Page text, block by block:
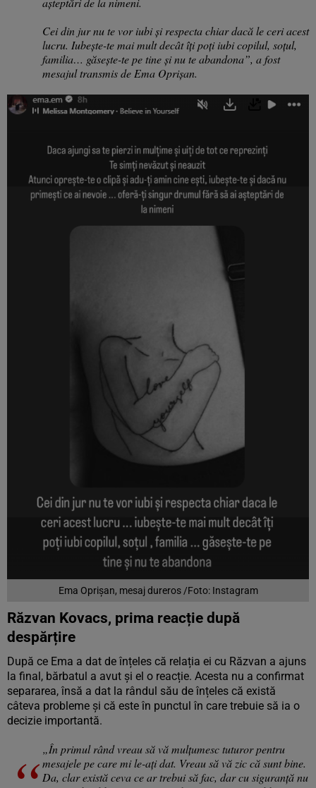
Cei din jur nu te vor iubi și respecta chiar dacă le ceri acest
lucru. Iubește-te mai mult decât îți poți iubi copilul, soțul,
familia… găsește-te pe tine și nu te abandona”, a fost
mesajul transmis de Ema Oprișan.
Ema Oprișan, mesaj dureros /Foto: Instagram
Răzvan Kovacs, prima reacție după
despărțire
După ce Ema a dat de înțeles că relația ei cu Răzvan a ajuns
la final, bărbatul a avut și el o reacție. Acesta nu a confirmat
separarea, însă a dat la rândul său de înțeles că există
câteva probleme și că este în punctul în care trebuie să ia o
decizie importantă.
„În primul rând vreau să vă mulțumesc tuturor pentru
mesajele pe care mi le-ați dat. Vreau să vă zic că sunt bine.
Da, clar există ceva ce ar trebui să fac, dar cu siguranță nu